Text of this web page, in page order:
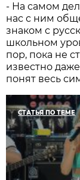
- На самом
нас с ним
знаком с
школьном
пор, пока не
известно
понят весь
СТАТЬЯ ПО ТЕМЕ